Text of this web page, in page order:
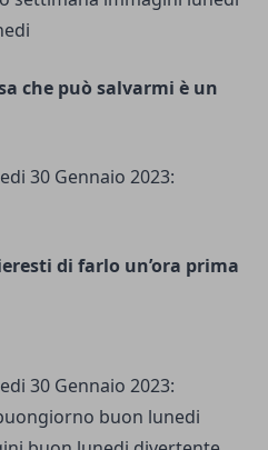
che può salvarmi è un
di farlo un’ora prima